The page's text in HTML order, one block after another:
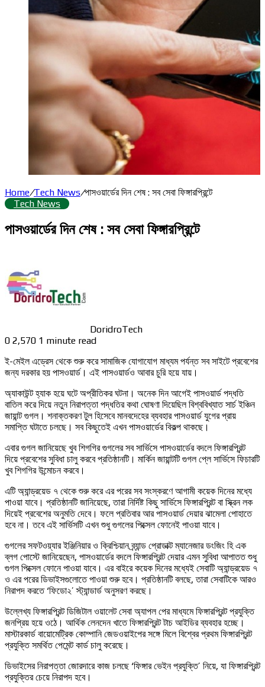
Home/Tech News/পাসওয়ার্ডের দিন শেষ : সব সেবা ফিঙ্গারপ্রিন্টে
Tech News
পাসওয়ার্ডের দিন শেষ : সব সেবা ফিঙ্গারপ্রিন্টে
DoridroTech
0 2,570 1 minute read
ই-মেইল এড্রেস থেকে শুরু করে সামাজিক যোগাযোগ মাধ্যম পর্যন্ত সব সাইটে প্রবেশের
জন্য দরকার হয় পাসওয়ার্ড। এই পাসওয়ার্ডও আবার চুরি হয়ে যায়।
অ্যাকাউন্ট হ্যাক হয়ে ঘটে অপ্রীতিকর ঘটনা। অনেক দিন আগেই পাসওয়ার্ড পদ্ধতি
বাতিল করে দিয়ে নতুন নিরাপত্তা পদ্ধতির কথা ঘোষণা দিয়েছিল বিশ্ববিখ্যাত সার্চ ইঞ্চিন
জায়ান্ট গুগল। শনাক্তকরণ টুল হিসেবে মানবদেহের ব্যবহার পাসওয়ার্ড যুগের প্রায়
সমাপ্তি ঘটাতে চলছে। সব কিছুতেই এখন পাসওয়ার্ডের বিকল্প থাকছে।
এবার গুগল জানিয়েছে খুব শিগগির গুগলের সব সার্ভিসে পাসওয়ার্ডের বদলে ফিঙ্গারপ্রিন্ট
দিয়ে প্রবেশের সুবিধা চালু করবে প্রতিষ্ঠানটি। মার্কিন জায়ান্টটি গুগল প্লে সার্ভিসে ফিচারটি
খুব শিগগির উন্মোচন করবে।
এটি অ্যান্ড্রয়েড ৭ থেকে শুরু করে এর পরের সব সংস্করণে আগামী কয়েক দিনের মধ্যে
পাওয়া যাবে। প্রতিষ্ঠানটি জানিয়েছে, তারা নির্দিষ্ট কিছু সার্ভিসে ফিঙ্গারপ্রিন্ট বা স্ক্রিন লক
দিয়েই প্রবেশের অনুমতি দেবে। ফলে প্রতিবার আর পাসওয়ার্ড দেয়ার ঝামেলা পোহাতে
হবে না। তবে এই সার্ভিসটি এখন শুধু গুগলের পিক্সেল ফোনেই পাওয়া যাবে।
গুগলের সফটওয়্যার ইঞ্জিনিয়ার ও ক্রিশ্চিয়ান ব্র্যান্ড প্রোডাক্ট ম্যানেজার ডংজিং হি এক
ব্লগ পোস্টে জানিয়েছেন, পাসওয়ার্ডের বদলে ফিঙ্গারপ্রিন্ট দেয়ার এমন সুবিধা আপাতত শুধু
গুগল পিক্সেল ফোনে পাওয়া যাবে। এর বাইরে কয়েক দিনের মধ্যেই সেবাটি অ্যান্ড্রয়েড ৭
ও এর পরের ডিভাইসগুলোতে পাওয়া শুরু হবে। প্রতিষ্ঠানটি বলছে, তারা সেবাটিকে আরও
নিরাপদ করতে ‘ফিডো২’ স্ট্যান্ডার্ড অনুসরণ করছে।
উল্লেখ্য ফিঙ্গারপ্রিন্ট ডিজিটাল ওয়ালেট সেবা অ্যাপল পের মাধ্যমে ফিঙ্গারপ্রিন্ট প্রযুক্তি
জনপ্রিয় হয়ে ওঠে। আর্থিক লেনদেন খাতে ফিঙ্গারপ্রিন্ট টাচ আইডির ব্যবহার হচ্ছে।
মাস্টারকার্ড বায়োমেট্রিক কোম্পানি জেডওয়াইপের সঙ্গে মিলে বিশ্বের প্রথম ফিঙ্গারপ্রিন্ট
প্রযুক্তি সমর্থিত পেমেন্ট কার্ড চালু করেছে।
ডিভাইসের নিরাপত্তা জোরদারে কাজ চলছে ‘ফিঙ্গার ভেইন প্রযুক্তি’ নিয়ে, যা ফিঙ্গারপ্রিন্ট
প্রযুক্তির চেয়ে নিরাপদ হবে।